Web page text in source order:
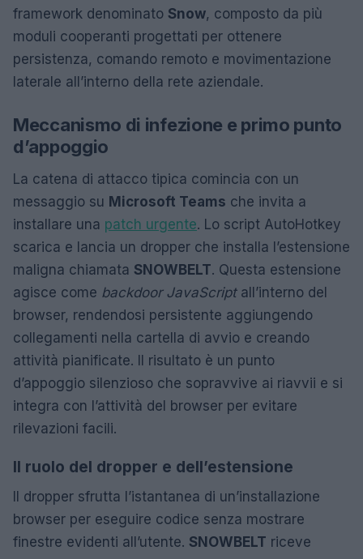
framework denominato Snow, composto da più
moduli cooperanti progettati per ottenere
persistenza, comando remoto e movimentazione
laterale all’interno della rete aziendale.
Meccanismo di infezione e primo punto
d’appoggio
La catena di attacco tipica comincia con un
messaggio su Microsoft Teams che invita a
installare una patch urgente. Lo script AutoHotkey
scarica e lancia un dropper che installa l’estensione
maligna chiamata SNOWBELT. Questa estensione
agisce come backdoor JavaScriptall’interno del
browser, rendendosi persistente aggiungendo
collegamenti nella cartella di avvio e creando
attività pianificate. Il risultato è un punto
d’appoggio silenzioso che sopravvive ai riavvii e si
integra con l’attività del browser per evitare
rilevazioni facili.
Il ruolo del dropper e dell’estensione
Il dropper sfrutta l’istantanea di un’installazione
browser per eseguire codice senza mostrare
finestre evidenti all’utente. SNOWBELT riceve